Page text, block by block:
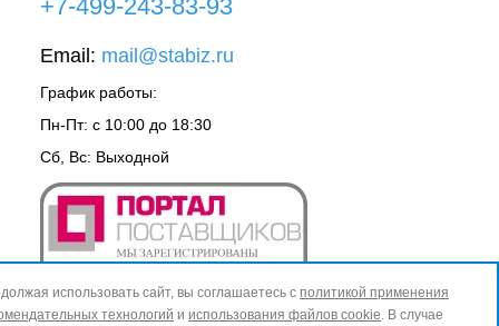
+7-499-243-83-93
Email: mail@stabiz.ru
График работы:
Пн-Пт: с 10:00 до 18:30
Сб, Вс: Выходной
использовать сайт, вы соглашаетесь с политикой применения
технологий и использования файлов cookie. В случае